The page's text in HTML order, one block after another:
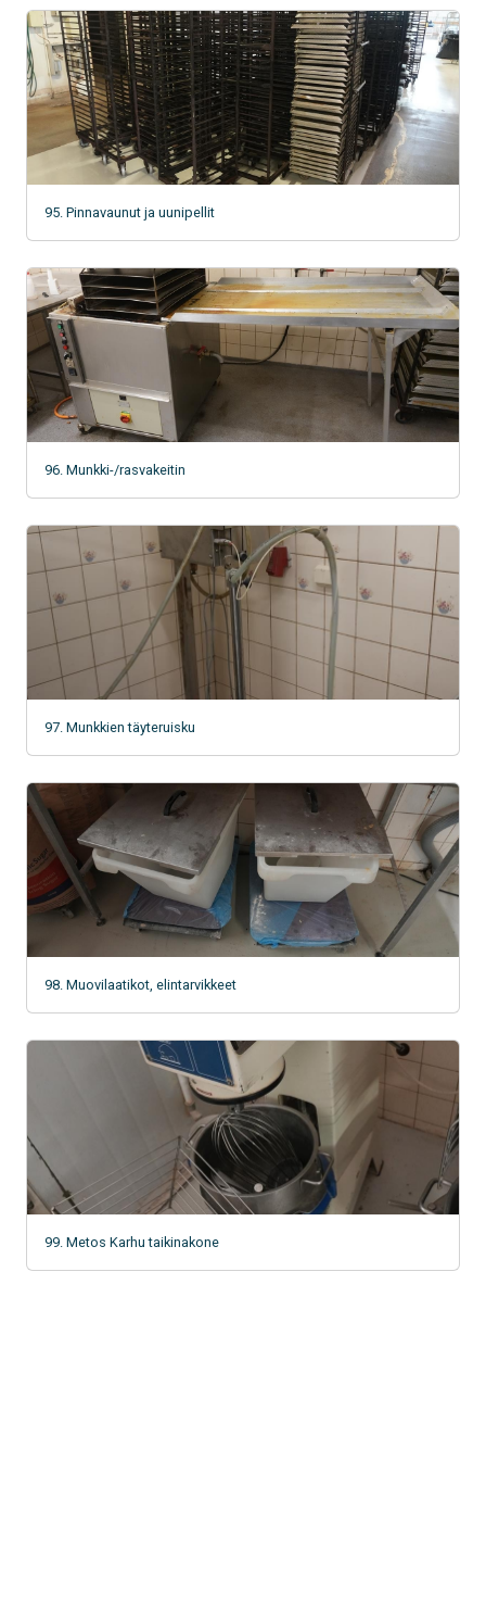
95. Pinnavaunut ja uunipellit
96. Munkki-/rasvakeitin
97. Munkkien täyteruisku
98. Muovilaatikot, elintarvikkeet
99. Metos Karhu taikinakone